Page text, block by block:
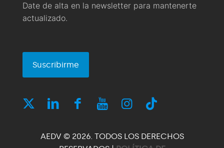
Date de alta en la newsletter para mantenerte
actualizado.
Suscribirme
AEDV © 2026. TODOS LOS DERECHOS